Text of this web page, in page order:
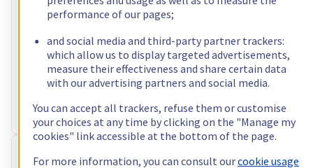
Configureren
ProcessorAMD Ryzen 9 5900X
24t –3,7GHz
32 GB – 128 GB
Opslag2 x 512 GB - 4 x 3.84 TB
Privé-bandbreedte1 Gbps - 2 Gbps
RISE-2
performance of our pages;
and social media and third-party partner trackers:
which allow us to display targeted advertisements,
measure their effectiveness and share certain data
with our advertising partners and social media.
You can accept all trackers, refuse them or customise
your choices at any time by clicking on the "Manage my
cookies" link accessible at the bottom of the page.
For more information, you can consult ourcookie usage